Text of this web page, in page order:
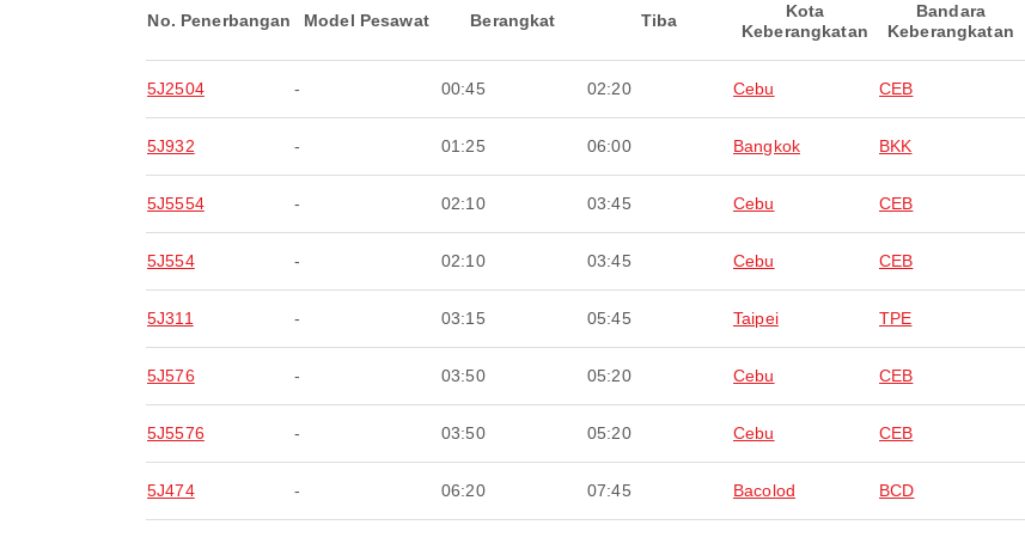
No. Penerbangan Model Pesawat Berangkat Tiba
Kota
Keberangkatan
Bandara
Keberangkatan
5J2504 - 00:45 02:20 Cebu CEB
5J932 - 01:25 06:00 Bangkok BKK
5J5554 - 02:10 03:45 Cebu CEB
5J554 - 02:10 03:45 Cebu CEB
5J311 - 03:15 05:45 Taipei TPE
5J576 - 03:50 05:20 Cebu CEB
5J5576 - 03:50 05:20 Cebu CEB
5J474 - 06:20 07:45 Bacolod BCD